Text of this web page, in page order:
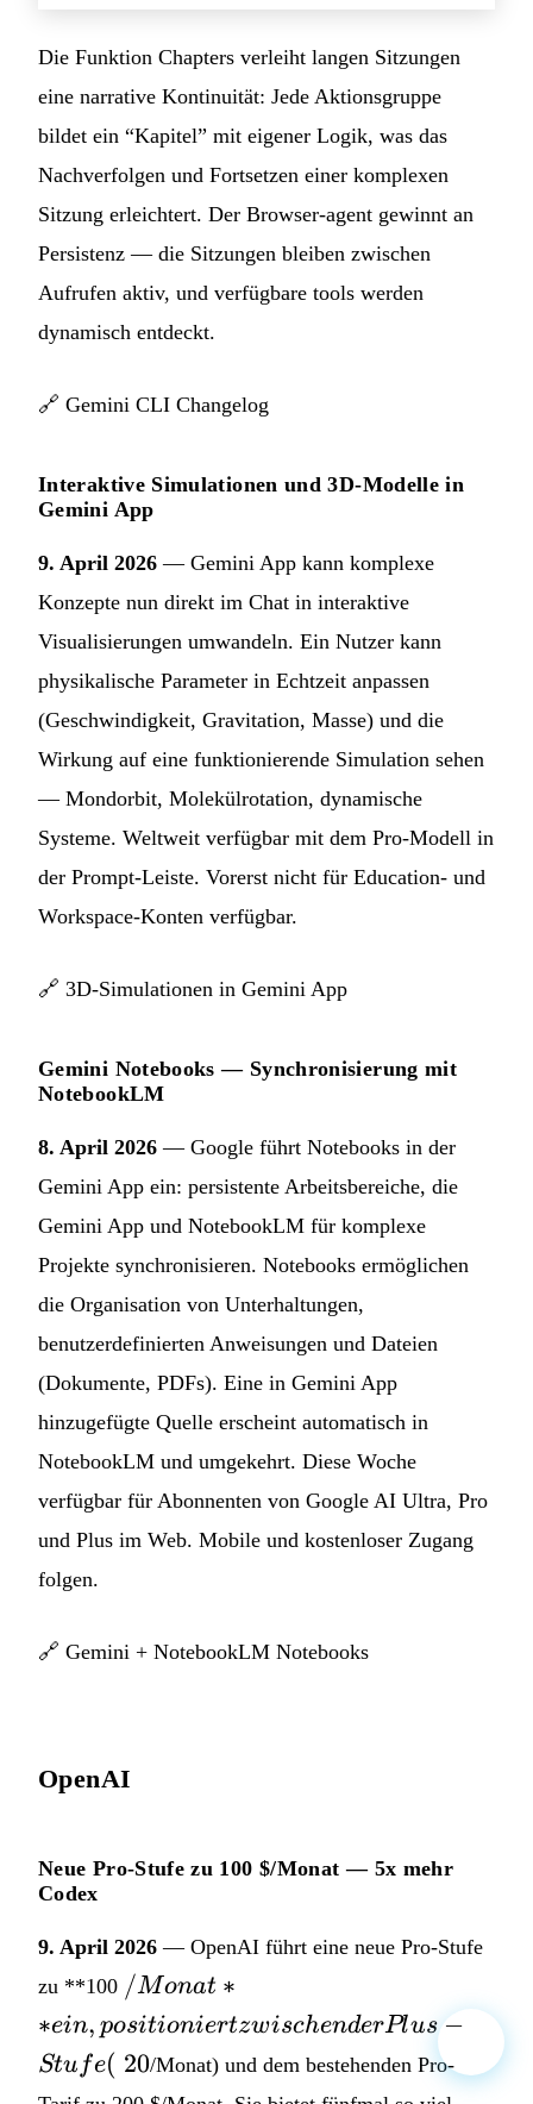
Die Funktion Chapters verleiht langen Sitzungen
eine narrative Kontinuität: Jede Aktionsgruppe
bildet ein “Kapitel” mit eigener Logik, was das
Nachverfolgen und Fortsetzen einer komplexen
Sitzung erleichtert. Der Browser-agent gewinnt an
Persistenz — die Sitzungen bleiben zwischen
Aufrufen aktiv, und verfügbare tools werden
dynamisch entdeckt.
🔗 Gemini CLI Changelog
Interaktive Simulationen und 3D-Modelle in
Gemini App
9. April 2026 — Gemini App kann komplexe
Konzepte nun direkt im Chat in interaktive
Visualisierungen umwandeln. Ein Nutzer kann
physikalische Parameter in Echtzeit anpassen
(Geschwindigkeit, Gravitation, Masse) und die
Wirkung auf eine funktionierende Simulation sehen
— Mondorbit, Molekülrotation, dynamische
Systeme. Weltweit verfügbar mit dem Pro-Modell in
der Prompt-Leiste. Vorerst nicht für Education- und
Workspace-Konten verfügbar.
🔗 3D-Simulationen in Gemini App
Gemini Notebooks — Synchronisierung mit
NotebookLM
8. April 2026 — Google führt Notebooks in der
Gemini App ein: persistente Arbeitsbereiche, die
Gemini App und NotebookLM für komplexe
Projekte synchronisieren. Notebooks ermöglichen
die Organisation von Unterhaltungen,
benutzerdefinierten Anweisungen und Dateien
(Dokumente, PDFs). Eine in Gemini App
hinzugefügte Quelle erscheint automatisch in
NotebookLM und umgekehrt. Diese Woche
verfügbar für Abonnenten von Google AI Ultra, Pro
und Plus im Web. Mobile und kostenloser Zugang
folgen.
🔗 Gemini + NotebookLM Notebooks
OpenAI
Neue Pro-Stufe zu 100 $/Monat — 5x mehr
Codex
9. April 2026 — OpenAI führt eine neue Pro-Stufe
zu **100 /Monat**
ein,
zwischen
/Monat ∗
∗ein, positioniertzwischenderPlus −
Stu fe( 20/Monat) und dem bestehenden Pro-